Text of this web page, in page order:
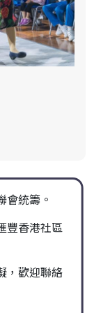
會統籌。
豐香港社區
，歡迎聯絡